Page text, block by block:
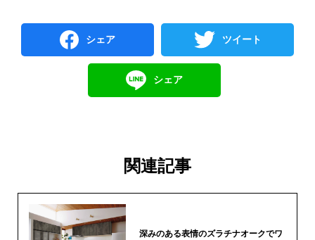
シェア ツイート
シェア
関連記事
深みのある表情のズラチナオークでワ